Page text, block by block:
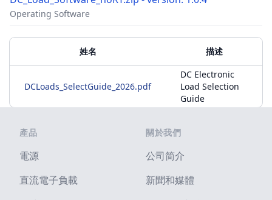
Operating Software
配件
附加材料
姓名 描述
DCLoads_SelectGuide_2026.pdf
DC Electronic
Load Selection
Guide
產品
電源
直流電子負載
關於我們
公司简介
新聞和媒體